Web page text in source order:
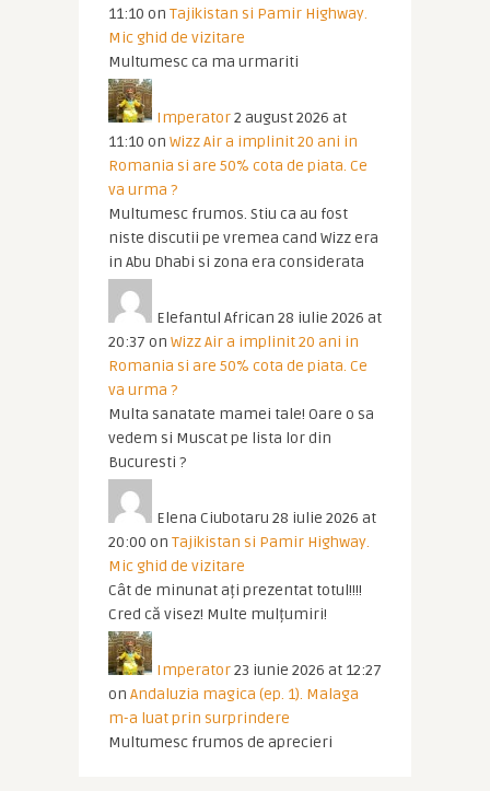
11:10 on Tajikistan si Pamir Highway.
Mic ghid de vizitare
Multumesc ca ma urmariti
Imperator2 august 2026 at
11:10 on Wizz Air a implinit 20 ani in
Romania si are 50% cota de piata. Ce
va urma ?
Multumesc frumos. Stiu ca au fost
niste discutii pe vremea cand Wizz era
in Abu Dhabi si zona era considerata
Elefantul African 28 iulie 2026 at
20:37 on Wizz Air a implinit 20 ani in
Romania si are 50% cota de piata. Ce
va urma ?
Multa sanatate mamei tale! Oare o sa
vedem si Muscat pe lista lor din
Bucuresti ?
Elena Ciubotaru 28 iulie 2026 at
20:00 on Tajikistan si Pamir Highway.
Mic ghid de vizitare
Cât de minunat ați prezentat totul!!!!
Cred că visez! Multe mulțumiri!
Imperator23 iunie 2026 at 12:27
on Andaluzia magica (ep. 1). Malaga
m-a luat prin surprindere
Multumesc frumos de aprecieri